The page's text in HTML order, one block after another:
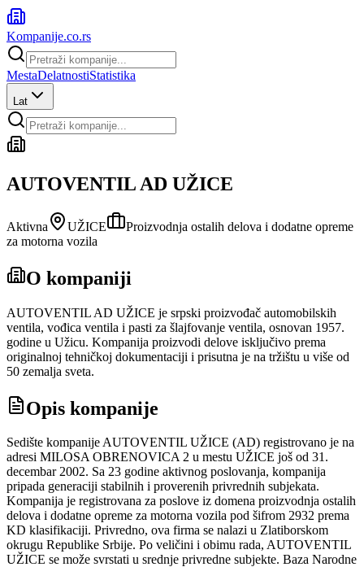
Kompanije.co.rs
MestaDelatnostiStatistika
Lat
AUTOVENTIL AD UŽICE
Aktivna UŽICE
Proizvodnja ostalih delova i dodatne opreme
za motorna vozila
O kompaniji
AUTOVENTIL AD UŽICE je srpski proizvođač automobilskih
ventila, vođica ventila i pasti za šlajfovanje ventila, osnovan 1957.
godine u Užicu. Kompanija proizvodi delove isključivo prema
originalnoj tehničkoj dokumentaciji i prisutna je na tržištu u više od
50 zemalja sveta.
Opis kompanije
Sedište kompanije AUTOVENTIL UŽICE (AD) registrovano je na
adresi MILOSA OBRENOVICA 2 u mestu UŽICE još od 31.
decembar 2002. Sa 23 godine aktivnog poslovanja, kompanija
pripada generaciji stabilnih i proverenih privrednih subjekata.
Kompanija je registrovana za poslove iz domena proizvodnja ostalih
delova i dodatne opreme za motorna vozila pod šifrom 2932 prema
KD klasifikaciji. Privredno, ova firma se nalazi u Zlatiborskom
okrugu Republike Srbije. Po veličini i obimu rada, AUTOVENTIL
UŽICE se može svrstati u srednje privredne subjekte. Baza Narodne